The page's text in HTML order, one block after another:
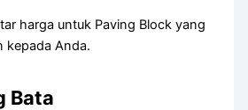
harga untuk Paving Block yang
kepada Anda.
Bata